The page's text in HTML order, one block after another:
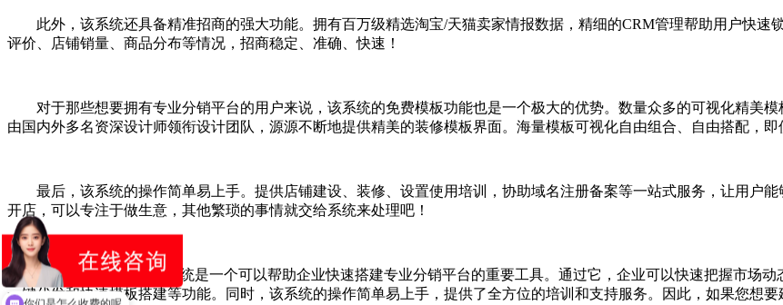
此外，该系统还具备精准招商的强大功能。拥有百万级精选淘宝/天猫卖家情报数据，精细的CRM管理帮助用户快
评价、店铺销量、商品分布等情况，招商稳定、准确、快速！
对于那些想要拥有专业分销平台的用户来说，该系统的免费模板功能也是一个极大的优势。数量众多的可视化精美
由国内外多名资深设计师领衔设计团队，源源不断地提供精美的装修模板界面。海量模板可视化自由组合、自由搭配，
最后，该系统的操作简单易上手。提供店铺建设、装修、设置使用培训，协助域名注册备案等一站式服务，让用户
开店，可以专注于做生意，其他繁琐的事情就交给系统来处理吧！
综上所述，B2B分销系统是一个可以帮助企业快速搭建专业分销平台的重要工具。通过它，企业可以快速把握市场
一键代发和快速模板搭建等功能。同时，该系统的操作简单易上手，提供了全方位的培训和支持服务。因此，如果您想
现在有优惠活动吗